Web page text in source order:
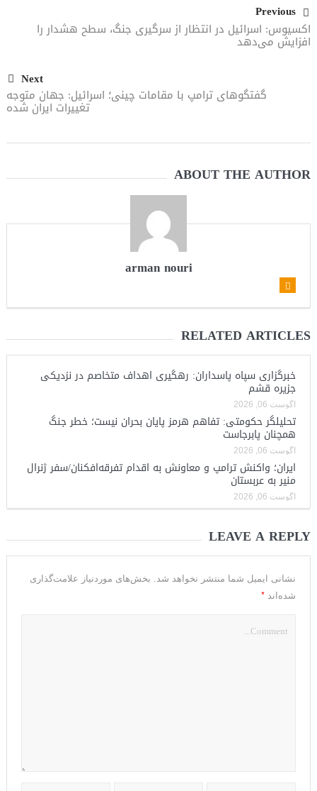
Previous
اکسیوس: اسرائیل در انتظار از سرگیری جنگ، سطح هشدار را
افزایش می‌دهد
Next
گفتگوهای ترامپ با مقامات چینی؛ اسرائیل: جهان متوجه
تغییرات ایران شده
ABOUT THE AUTHOR
arman nouri
RELATED ARTICLES
خبرگزاری سپاه پاسداران: رهگیری اهداف متخاصم در نزدیکی
جزیره قشم
آگوست 06, 2026
تحلیلگر حکومتی: تفاهم هرمز پایان بحران نیست؛ خطر جنگ
همچنان پابرجاست
آگوست 06, 2026
ایران؛ واکنش ترامپ و معاونش به اقدام تفرقه‌افکنان/سفر ژنرال
منیر به عربستان
آگوست 06, 2026
LEAVE A REPLY
نشانی ایمیل شما منتشر نخواهد شد. بخش‌های موردنیاز علامت‌گذاری
شده‌اند *